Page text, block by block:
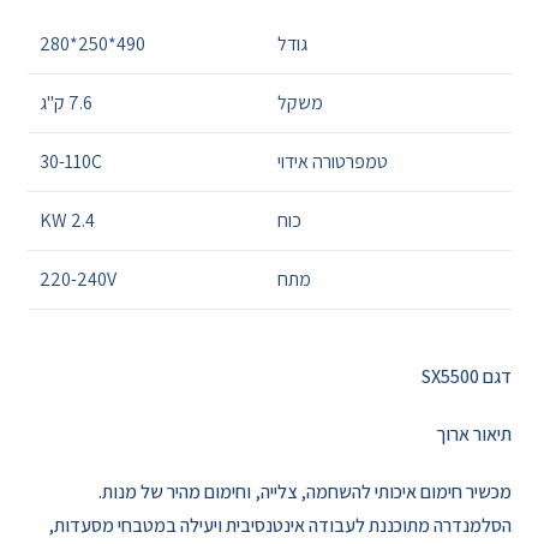
גודל 490*250*280
משקל 7.6 ק"ג
טמפרטורה אידוי 30-110C
כוח 2.4 KW
מתח 220-240V
דגם SX5500
תיאור ארוך
מכשיר חימום איכותי להשחמה, צלייה, וחימום מהיר של מנות.
הסלמנדרה מתוכננת לעבודה אינטנסיבית ויעילה במטבחי מסעדות,